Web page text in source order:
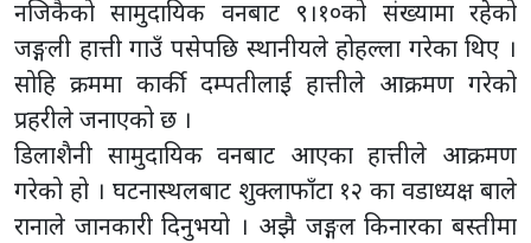
नजिकैको सामुदायिक वनबाट ९।१०को संख्यामा रहेको
जङ्गली हात्ती गाउँ पसेपछि स्थानीयले होहल्ला गरेका थिए ।
सोहि क्रममा कार्की दम्पतीलाई हात्तीले आक्रमण गरेको
प्रहरीले जनाएको छ ।
डिलाशैनी सामुदायिक वनबाट आएका हात्तीले आक्रमण
गरेको हो । घटनास्थलबाट शुक्लाफाँटा १२ का वडाध्यक्ष बाले
रानाले जानकारी दिनुभयो । अझै जङ्गल किनारका बस्तीमा